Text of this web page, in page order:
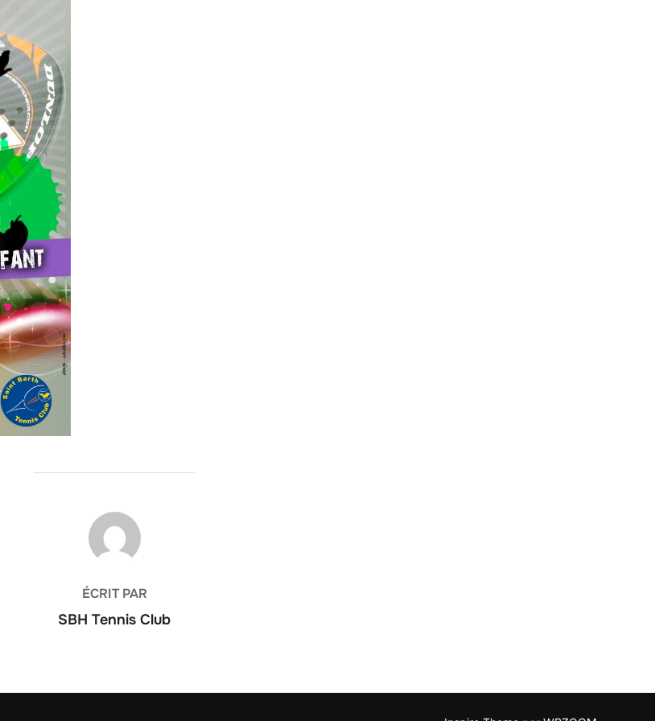
AUTEUR DE LA PUBLICATION
ÉCRIT PAR
SBH Tennis Club